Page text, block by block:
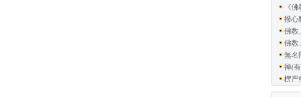
《
撥心
佛教
佛教
無名
禅(
楞严